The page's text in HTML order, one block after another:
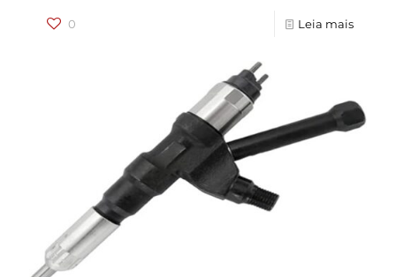
0 Leia mais